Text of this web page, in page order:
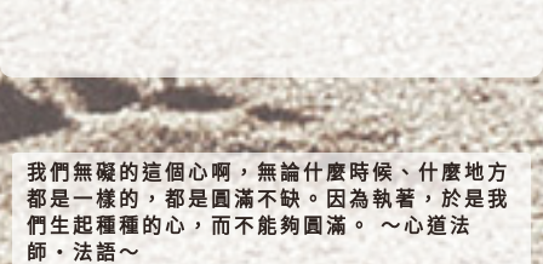
我們無礙的這個心啊，無論什麼時候、什麼地方
都是一樣的，都是圓滿不缺。因為執著，於是我
們生起種種的心，而不能夠圓滿。 ～心道法
師‧法語～